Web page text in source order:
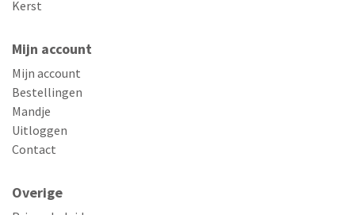
Kerst
Mijn account
Mijn account
Bestellingen
Mandje
Uitloggen
Contact
Overige